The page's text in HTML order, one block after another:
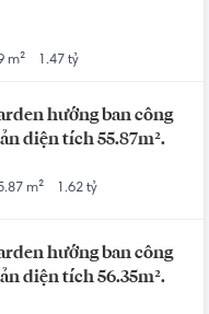
m² 1.47 tỷ
hướng ban công
diện tích 55.87m².
m² 1.62 tỷ
hướng ban công
diện tích 56.35m².